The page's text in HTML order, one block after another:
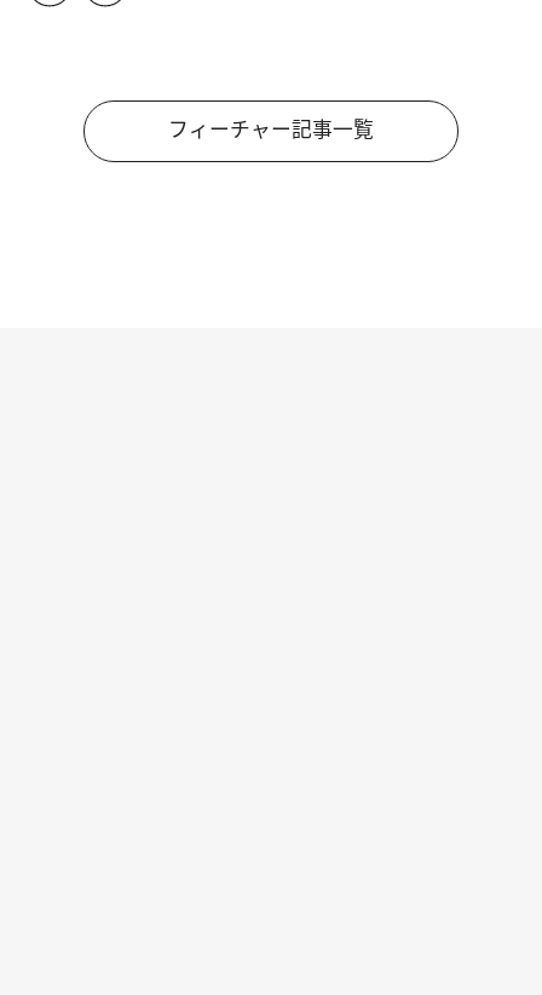
フィーチャー記事一覧